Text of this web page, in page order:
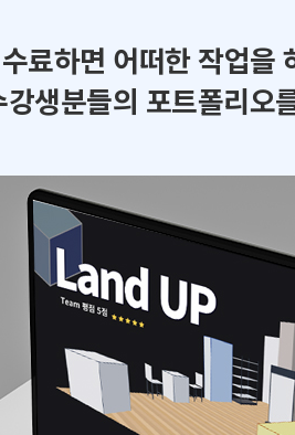
료하면 어떠한 작업을
강생분들의 포트폴리오